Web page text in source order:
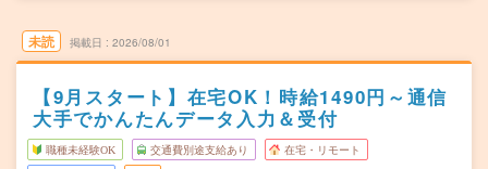
未読 掲載日 2026/08/01
【9月スタート】在宅OK！時給1490円～通信
大手でかんたんデータ入力＆受付
職種未経験OK 交通費別途支給あり 在宅・リモート